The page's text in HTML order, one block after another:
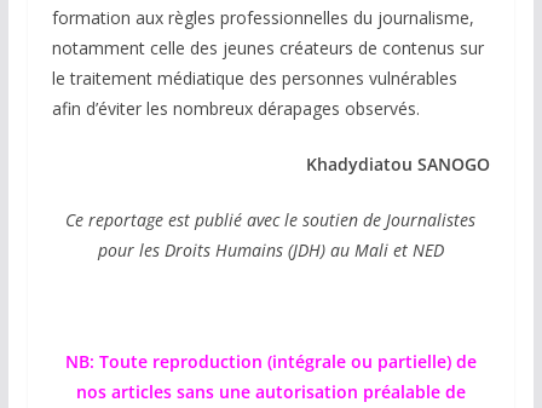
formation aux règles professionnelles du journalisme,
notamment celle des jeunes créateurs de contenus sur
le traitement médiatique des personnes vulnérables
afin d’éviter les nombreux dérapages observés.
Khadydiatou SANOGO
Ce reportage est publié avec le soutien de Journalistes
pour les Droits Humains (JDH) au Mali et NED
NB: Toute reproduction (intégrale ou partielle) de
nos articles sans une autorisation préalable de